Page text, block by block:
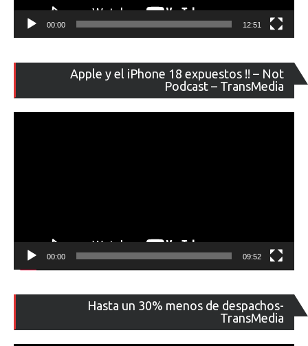
00:00 12:51
Apple y el iPhone 18 expuestos !! – Not
Podcast – TransMedia
de
00:00 09:52
Hasta un 30% menos de despachos-
TransMedia
de